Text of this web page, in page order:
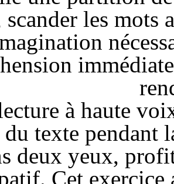
scander les mots
à haute
texte pendant
deux yeux,
Cet exercice